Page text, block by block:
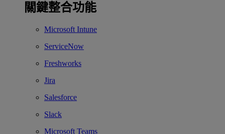
關鍵整合功能
Microsoft Intune
ServiceNow
Freshworks
Jira
Salesforce
Slack
Microsoft Teams